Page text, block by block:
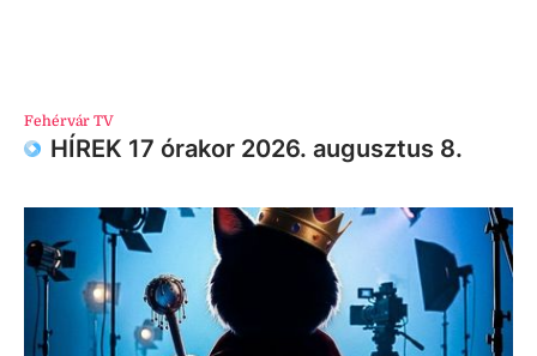
Fehérvár TV
HÍREK 17 órakor 2026. augusztus 8.